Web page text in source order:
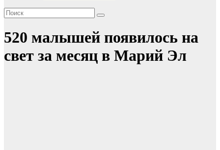
520 малышей появилось на
свет за месяц в Марий Эл